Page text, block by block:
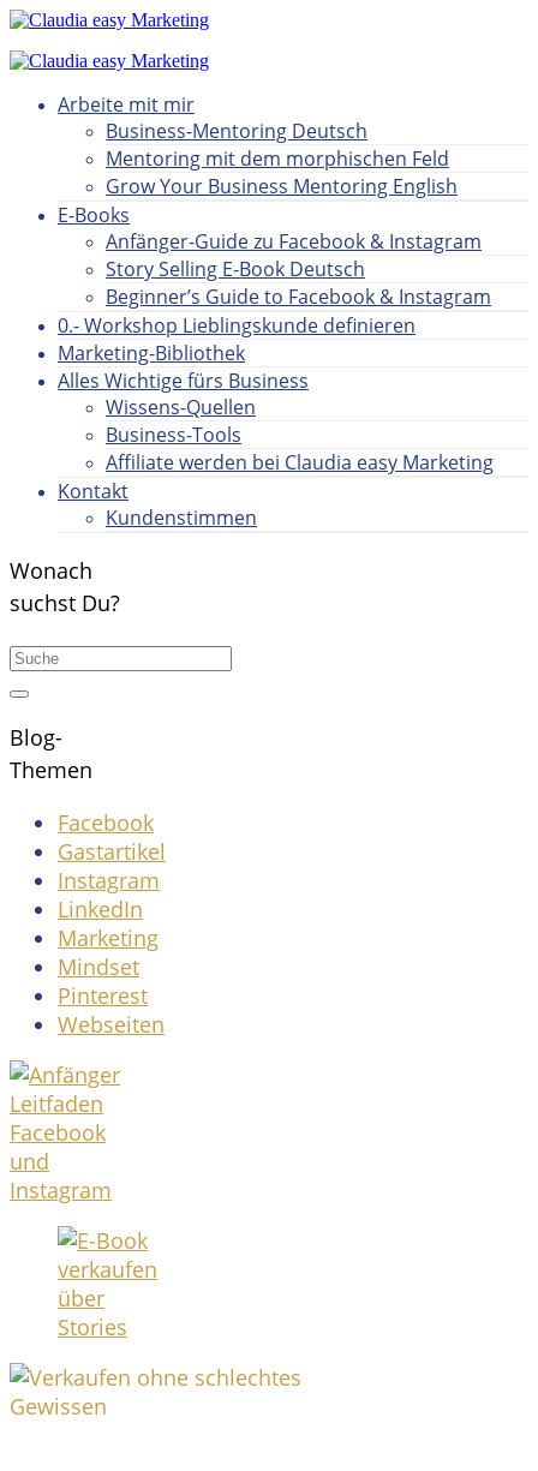
Arbeite mit mir
Business-Mentoring Deutsch
Mentoring mit dem morphischen Feld
Grow Your Business Mentoring English
E-Books
Anfänger-Guide zu Facebook & Instagram
Story Selling E-Book Deutsch
Beginner’s Guide to Facebook & Instagram
0.- Workshop Lieblingskunde definieren
Marketing-Bibliothek
Alles Wichtige fürs Business
Wissens-Quellen
Business-Tools
Affiliate werden bei Claudia easy Marketing
Kontakt
Kundenstimmen
Wonach
suchst Du?
Blog-
Themen
Facebook
Gastartikel
Instagram
LinkedIn
Marketing
Mindset
Pinterest
Webseiten